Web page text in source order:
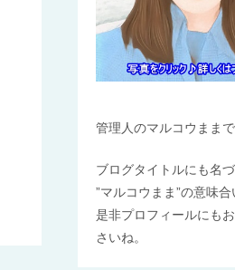
管理人のマルコウままで
ブログタイトルにも名
”マルコウまま”の意味
是非プロフィールにも
さいね。